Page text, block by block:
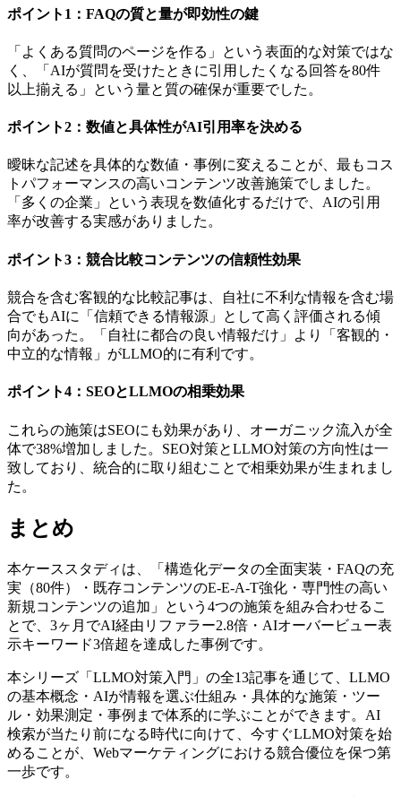
ポイント1：FAQの質と量が即効性の鍵
「よくある質問のページを作る」という表面的な対策ではな
く、「AIが質問を受けたときに引用したくなる回答を80件
以上揃える」という量と質の確保が重要でした。
ポイント2：数値と具体性がAI引用率を決める
曖昧な記述を具体的な数値・事例に変えることが、最もコス
トパフォーマンスの高いコンテンツ改善施策でしました。
「多くの企業」という表現を数値化するだけで、AIの引用
率が改善する実感がありました。
ポイント3：競合比較コンテンツの信頼性効果
競合を含む客観的な比較記事は、自社に不利な情報を含む場
合でもAIに「信頼できる情報源」として高く評価される傾
向があった。「自社に都合の良い情報だけ」より「客観的・
中立的な情報」がLLMO的に有利です。
ポイント4：SEOとLLMOの相乗効果
これらの施策はSEOにも効果があり、オーガニック流入が全
体で38%増加しました。SEO対策とLLMO対策の方向性は一
致しており、統合的に取り組むことで相乗効果が生まれまし
た。
まとめ
本ケーススタディは、「構造化データの全面実装・FAQの充
実（80件）・既存コンテンツのE-E-A-T強化・専門性の高い
新規コンテンツの追加」という4つの施策を組み合わせるこ
とで、3ヶ月でAI経由リファラー2.8倍・AIオーバービュー表
示キーワード3倍超を達成した事例です。
本シリーズ「LLMO対策入門」の全13記事を通じて、LLMO
の基本概念・AIが情報を選ぶ仕組み・具体的な施策・ツー
ル・効果測定・事例まで体系的に学ぶことができます。AI
検索が当たり前になる時代に向けて、今すぐLLMO対策を始
めることが、Webマーケティングにおける競合優位を保つ第
一歩です。